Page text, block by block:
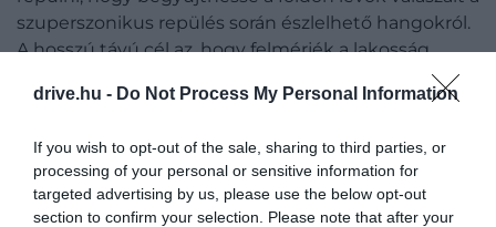
drive.hu - Do Not Process My Personal Information
If you wish to opt-out of the sale, sharing to third parties, or
processing of your personal or sensitive information for
targeted advertising by us, please use the below opt-out
section to confirm your selection. Please note that after your
szuperszonikus repülés során észlelhető hangokról.
A hosszú távú cél az, hogy felmérjék a lakosság
reakcióját a hangerővel kapcsolatban, majd az így
nyert adatokat a NASA továbbítaná az illetékes
technológia átadásával az űrügynökség szerint
megnyílhat a lehetőség a szuperszonikus
repülők széleskörű használatára